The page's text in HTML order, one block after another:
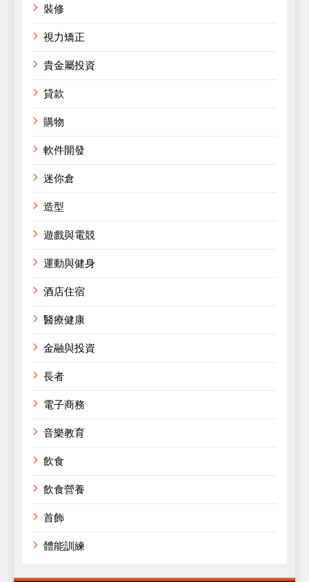
裝修
視力矯正
貴金屬投資
貸款
購物
軟件開發
迷你倉
造型
遊戲與電競
運動與健身
酒店住宿
醫療健康
金融與投資
長者
電子商務
音樂教育
飲食
飲食營養
首飾
體能訓練